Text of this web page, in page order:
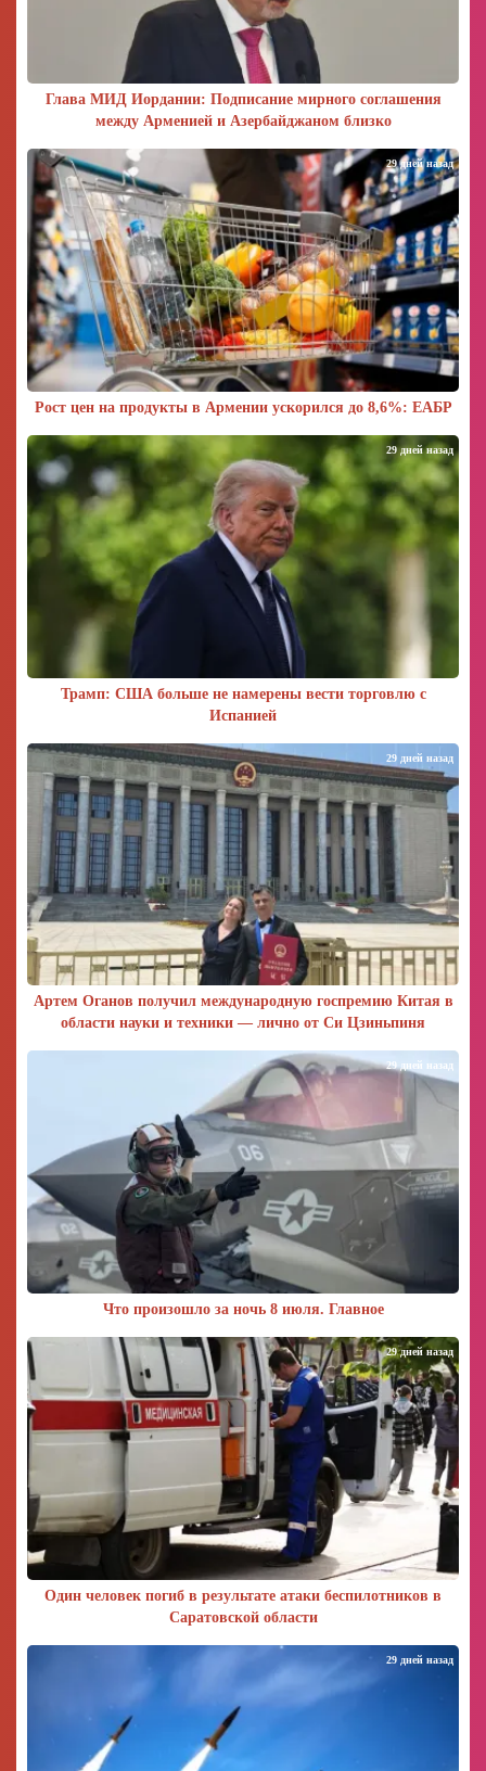
Глава МИД Иордании: Подписание мирного соглашения
между Арменией и Азербайджаном близко
Рост цен на продукты в Армении ускорился до 8,6%: ЕАБР
29 дней назад
Трамп: США больше не намерены вести торговлю с
Испанией
29 дней назад
Артем Оганов получил международную госпремию Китая в
области науки и техники — лично от Си Цзиньпиня
29 дней назад
Что произошло за ночь 8 июля. Главное
29 дней назад
Один человек погиб в результате атаки беспилотников в
Саратовской области
29 дней назад
29 дней назад